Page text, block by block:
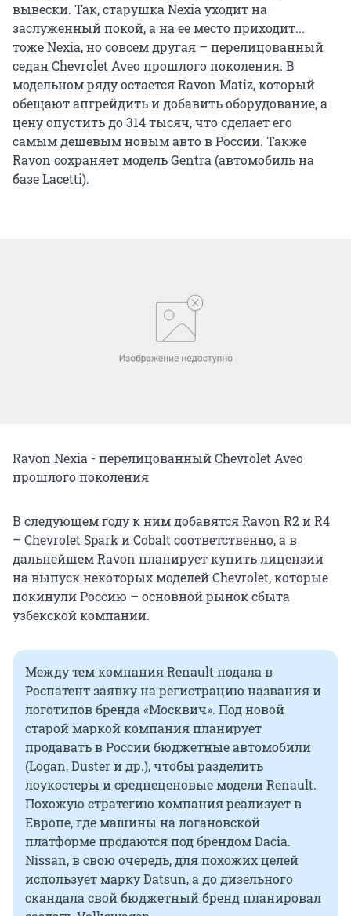
вывески. Так, старушка Nexia уходит на
заслуженный покой, а на ее место приходит...
тоже Nexia, но совсем другая – перелицованный
седан Chevrolet Aveo прошлого поколения. В
модельном ряду остается Ravon Matiz, который
обещают апгрейдить и добавить оборудование, а
цену опустить до 314 тысяч, что сделает его
самым дешевым новым авто в России. Также
Ravon сохраняет модель Gentra (автомобиль на
базе Lacetti).
Ravon Nexia - перелицованный Chevrolet Aveo
прошлого поколения
В следующем году к ним добавятся Ravon R2 и R4
– Chevrolet Spark и Cobalt соответственно, а в
дальнейшем Ravon планирует купить лицензии
на выпуск некоторых моделей Chevrolet, которые
покинули Россию – основной рынок сбыта
узбекской компании.
Между тем компания Renault подала в
Роспатент заявку на регистрацию названия и
логотипов бренда «Москвич». Под новой
старой маркой компания планирует
продавать в России бюджетные автомобили
(Logan, Duster и др.), чтобы разделить
лоукостеры и среднеценовые модели Renault.
Похожую стратегию компания реализует в
Европе, где машины на логановской
платформе продаются под брендом Dacia.
Nissan, в свою очередь, для похожих целей
использует марку Datsun, а до дизельного
скандала свой бюджетный бренд планировал